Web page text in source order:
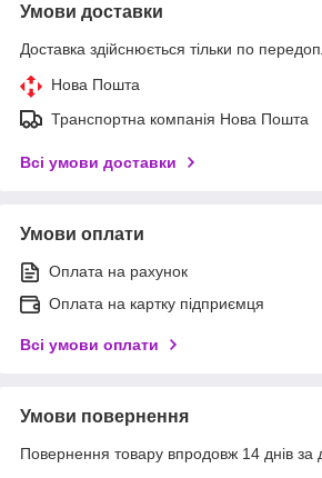
Умови доставки
Доставка здійснюється тільки по
Нова Пошта
Транспортна компанія Нова Пошта
Всі умови доставки
Умови оплати
Оплата на рахунок
Оплата на картку підприємця
Всі умови оплати
Умови повернення
Повернення товару впродовж 14 днів за